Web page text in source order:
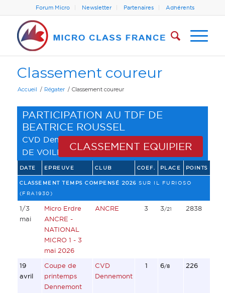
Forum Micro Newsletter Partenaires Adhérents
Classement coureur
Accueil / Régater / Classement coureur
PARTICIPATION AU TDF DE
BEATRICE ROUSSEL
CVD Dennemont
DE VOILE
CLASSEMENT EQUIPIER
DATE EPREUVE CLUB COEF. PLACE POINTS
CLASSEMENT TEMPS COMPENSÉ 2026SUR IL FURIOSO
(FRA1930)
1/3
mai
Micro Erdre
ANCRE -
NATIONAL
MICRO 1 - 3
mai 2026
ANCRE 3 3/21 2838
19
avril
Coupe de
printemps
Dennemont
CVD
Dennemont
1 6/8 226